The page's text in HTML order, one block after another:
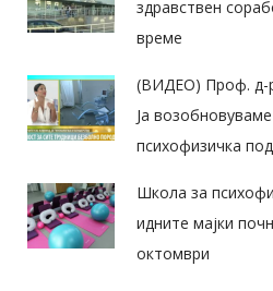
здравствен
време
(ВИДЕО) Проф. д-р
Ја
психофизичка
Школа за
идните мајки
октомври